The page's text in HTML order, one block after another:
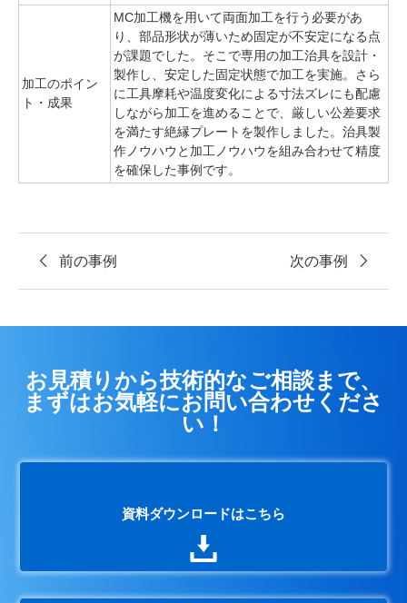
加工のポイン
ト・成果
MC加工機を用いて両面加工を行う必要があ
り、部品形状が薄いため固定が不安定になる点
が課題でした。そこで専用の加工治具を設計・
製作し、安定した固定状態で加工を実施。さら
に工具摩耗や温度変化による寸法ズレにも配慮
しながら加工を進めることで、厳しい公差要求
を満たす絶縁プレートを製作しました。治具製
作ノウハウと加工ノウハウを組み合わせて精度
を確保した事例です。
前の事例 次の事例
お見積りから技術的なご相談まで、
まずはお気軽にお問い合わせくださ
い！
資料ダウンロードはこちら